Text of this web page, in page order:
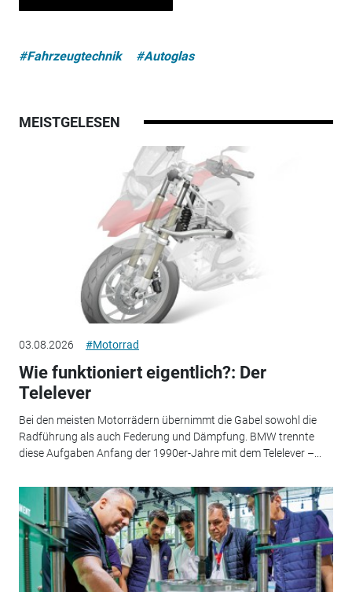
#Fahrzeugtechnik #Autoglas
MEISTGELESEN
03.08.2026 #Motorrad
Wie funktioniert eigentlich?: Der
Telelever
Bei den meisten Motorrädern übernimmt die Gabel sowohl die
Radführung als auch Federung und Dämpfung. BMW trennte
diese Aufgaben Anfang der 1990er-Jahre mit dem Telelever –...